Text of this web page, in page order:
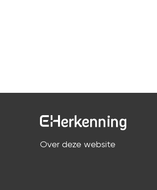
Over deze website